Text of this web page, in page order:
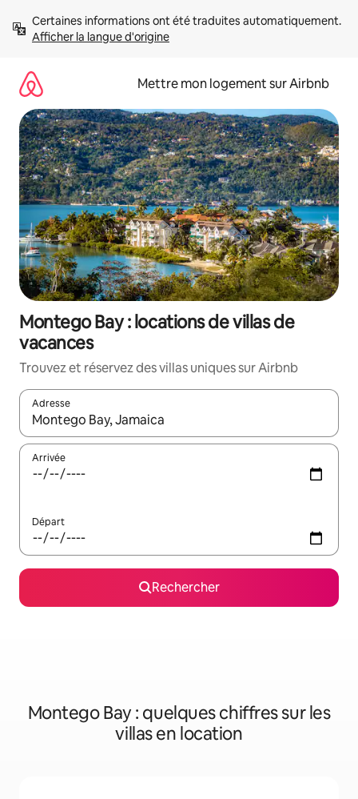
directement
Afficher la langue d'origine
Mettre mon logement sur Airbnb
Montego Bay : locations de villas de
vacances
Trouvez et réservez des villas uniques sur Airbnb
Adresse
Lorsque les résultats s'affichent, utilisez les flèches vers le
Arrivée
Départ
Rechercher
Montego Bay : quelques chiffres sur les
villas en location